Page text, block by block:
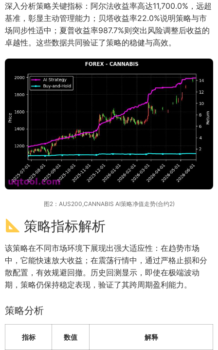
深入分析策略关键指标：阿尔法收益率高达11,700.0%，远超
基准，彰显主动管理能力；贝塔收益率22.0%说明策略与市
场同步性适中；夏普收益率987.7%则突出风险调整后收益的
卓越性。这些数据共同验证了策略的稳健与高效。
图2：AUS200,CANNABIS AI策略净值走势(合约2)
策略指标解析
该策略在不同市场环境下展现出强大适应性：在趋势市场
中，它能快速放大收益；在震荡行情中，通过严格止损和分
散配置，有效规避回撤。历史回测显示，即使在极端波动
期，策略仍保持稳定表现，验证了其跨周期盈利能力。
策略分析
指标 数值 解释